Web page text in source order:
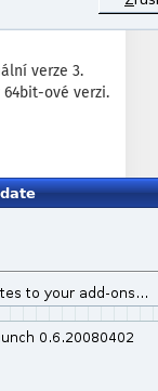
verze 3.
ové verzi.